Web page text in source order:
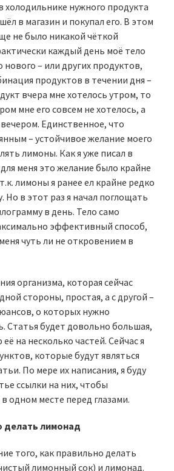
холодильнике нужного продукта
в магазин и покупал его. В этом
не было никакой чёткой
каждый день моё тело
нового – или других продуктов,
продуктов в течении дня –
вчера мне хотелось утром, то
мне его совсем не хотелось, а
Единственное, что
– устойчивое желание моего
лимоны. Как я уже писал в
меня это желание было крайне
лимоны я ранее ел крайне редко
Но в этот раз я начал поглощать
в день. Тело само
эффективный способ,
чуть ли не откровением в
организма, которая сейчас
стороны, простая, а с другой –
о которых нужно
Статья будет довольно большая,
на несколько частей. Сейчас я
которые будут являться
По мере их написания, я буду
ссылки на них, чтобы
одном месте перед глазами.
делать лимонад
того, как правильно делать
лимонный сок) и лимонад.